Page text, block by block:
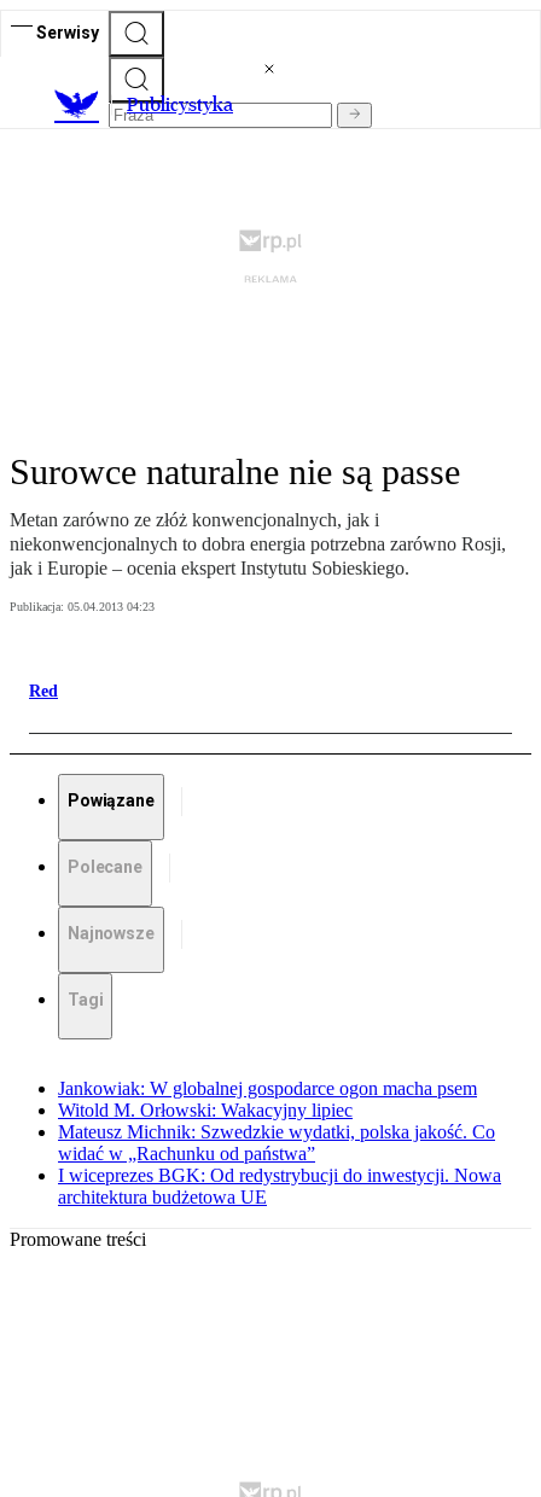
Serwisy
Publicystyka
Surowce naturalne nie są passe
Metan zarówno ze złóż konwencjonalnych, jak i
niekonwencjonalnych to dobra energia potrzebna zarówno Rosji,
jak i Europie – ocenia ekspert Instytutu Sobieskiego.
Publikacja: 05.04.2013 04:23
Red
Powiązane
Polecane
Najnowsze
Tagi
Jankowiak: W globalnej gospodarce ogon macha psem
Witold M. Orłowski: Wakacyjny lipiec
Mateusz Michnik: Szwedzkie wydatki, polska jakość. Co
widać w „Rachunku od państwa”
I wiceprezes BGK: Od redystrybucji do inwestycji. Nowa
architektura budżetowa UE
Promowane treści